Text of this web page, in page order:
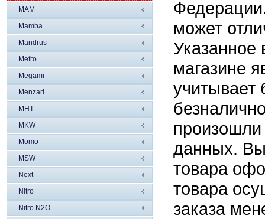
MAM
Mamba
Mandrus
Mefro
Megami
Menzari
MHT
MKW
Momo
MSW
Next
Nitro
Nitro N2O
может
магазине
учитывает
данных. Вы
товара
товара
заказа